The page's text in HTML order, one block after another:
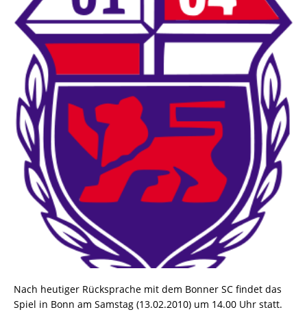
Nach heutiger Rücksprache mit dem Bonner SC findet das
Spiel in Bonn am Samstag (13.02.2010) um 14.00 Uhr statt.